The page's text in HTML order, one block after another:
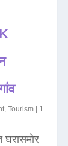
,Tourism | 1